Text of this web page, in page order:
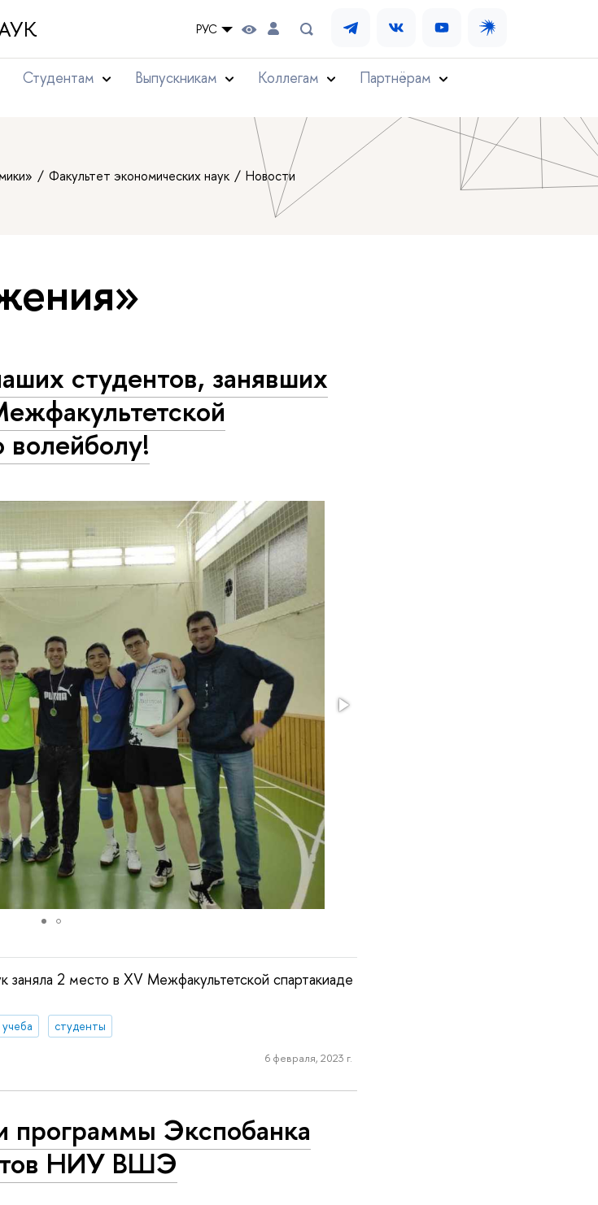
РУС
Студентам Выпускникам Коллегам
Партнёрам
Факультет экономических наук Новости
студентов, занявших
волейболу!
заняла 2 место в XV Межфакультетской спартакиаде
студенты
6 февраля, 2023 г.
программы Экспобанка
НИУ ВШЭ